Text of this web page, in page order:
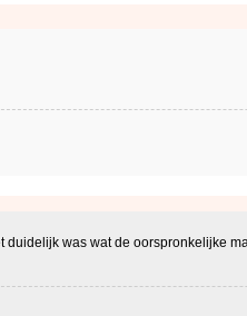
was wat de oorspronkelijke